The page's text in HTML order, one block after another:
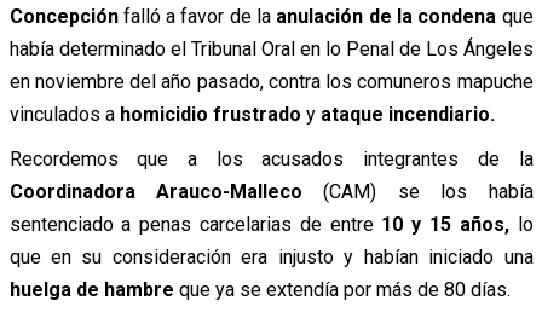
Concepciónfalló a favor de la anulación de la condena que
había determinado el Tribunal Oral en lo Penal de Los Ángeles
en noviembre del año pasado, contra los comuneros mapuche
vinculados a homicidio frustrado y ataque incendiario.
Recordemos que a los acusados integrantes de la
Coordinadora Arauco-Malleco (CAM) se los había
sentenciado a penas carcelarias de entre 10 y 15 años,lo
que en su consideración era injusto y habían iniciado una
huelga de hambre que ya se extendía por más de 80 días.